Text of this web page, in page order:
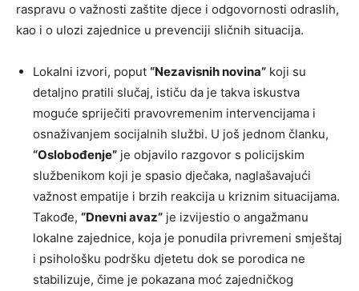
raspravu o važnosti zaštite djece i odgovornosti odraslih,
kao i o ulozi zajednice u prevenciji sličnih situacija.
Lokalni izvori, poput “Nezavisnih novina” koji su
detaljno pratili slučaj, ističu da je takva iskustva
moguće spriječiti pravovremenim intervencijama i
osnaživanjem socijalnih službi. U još jednom članku,
“Oslobođenje” je objavilo razgovor s policijskim
službenikom koji je spasio dječaka, naglašavajući
važnost empatije i brzih reakcija u kriznim situacijama.
Takođe, “Dnevni avaz” je izvijestio o angažmanu
lokalne zajednice, koja je ponudila privremeni smještaj
i psihološku podršku djetetu dok se porodica ne
stabilizuje, čime je pokazana moć zajedničkog